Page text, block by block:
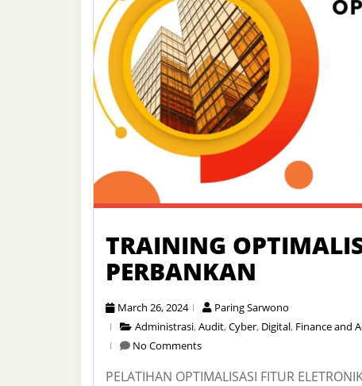
TRAINING
PERBANKAN
March 26, 2024
Paring Sarwono
Administrasi,Audit,Cyber, Digital, Finance and
No Comments
PELATIHAN OPTIMALISASI FITUR